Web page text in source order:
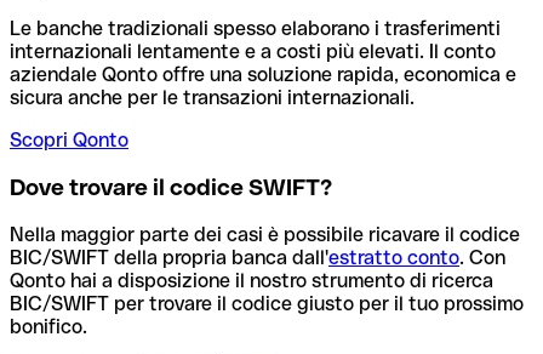
Le banche tradizionali spesso elaborano i trasferimenti
internazionali lentamente e a costi più elevati. Il conto
aziendale Qonto offre una soluzione rapida, economica e
sicura anche per le transazioni internazionali.
Scopri Qonto
Dove trovare il codice SWIFT?
Nella maggior parte dei casi è possibile ricavare il codice
BIC/SWIFT della propria banca dall'estratto conto. Con
Qonto hai a disposizione il nostro strumento di ricerca
BIC/SWIFT per trovare il codice giusto per il tuo prossimo
bonifico.